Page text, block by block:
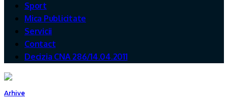
Sport
Mica Publicitate
Servicii
Contact
Decizia CNA 286/14.04.2011
Arhive